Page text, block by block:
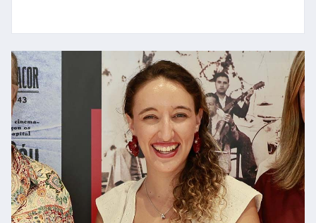
CULTURA há 19 horas
TEATRO CLUBE DE PENAMACOR
RECEBEU APRESENT...